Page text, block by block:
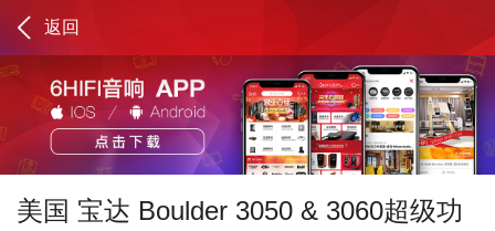
返回
美国 宝达 Boulder 3050 & 3060超级功